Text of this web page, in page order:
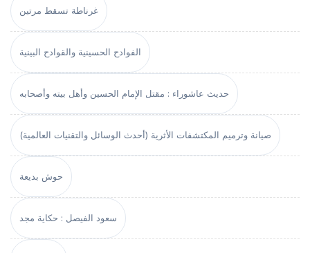
غرناطة تسقط مرتين
الفوادح الحسينية والقوادح البينية
حديث عاشوراء : مقتل الإمام الحسين وأهل بيته وأصحابه
صيانة وترميم المكتشفات الأثرية (أحدث الوسائل والتقنيات العالمية)
حوش بديعة
سعود الفيصل : حكاية مجد